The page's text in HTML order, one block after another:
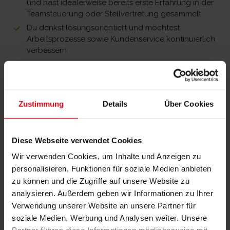
Zustimmung Details Über Cookies
Diese Webseite verwendet Cookies
Wir verwenden Cookies, um Inhalte und Anzeigen zu
personalisieren, Funktionen für soziale Medien anbieten
zu können und die Zugriffe auf unsere Website zu
analysieren. Außerdem geben wir Informationen zu Ihrer
Verwendung unserer Website an unsere Partner für
soziale Medien, Werbung und Analysen weiter. Unsere
und hast idealerweise bereits erste Erfahrung in der
Teamsteuerung oder Stellvertretung gesammelt
Du denkst lösungsorientiert und möchtest
Arbeitsprozesse sowie Kundenservice kontinuierlich
verbessern
Organisationstalent, Verantwortungsbewusstsein
und Hands-on-Mentalität zeichnen dich aus
Du gehst sicher mit Kennzahlen, Computern und
digitalen Tools (z. B. OCP, Salesforce) um
Du möchtest in Teilzeit oder Vollzeit (24–40 Stunden
Dortmund
Warum Swiss Sense?
Weil bei uns nicht nur Qualität und Handwerkskunst
zählen – sondern vor allem der Mensch.
Wir leben Offenheit, fördern Weiterentwicklung und feiern